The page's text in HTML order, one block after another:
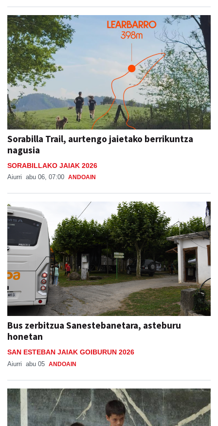
Sorabilla Trail, aurtengo jaietako berrikuntza
nagusia
SORABILLAKO JAIAK 2026
Aiurri abu 06, 07:00 ANDOAIN
Bus zerbitzua Sanestebanetara, asteburu
honetan
SAN ESTEBAN JAIAK GOIBURUN 2026
Aiurri abu 05 ANDOAIN